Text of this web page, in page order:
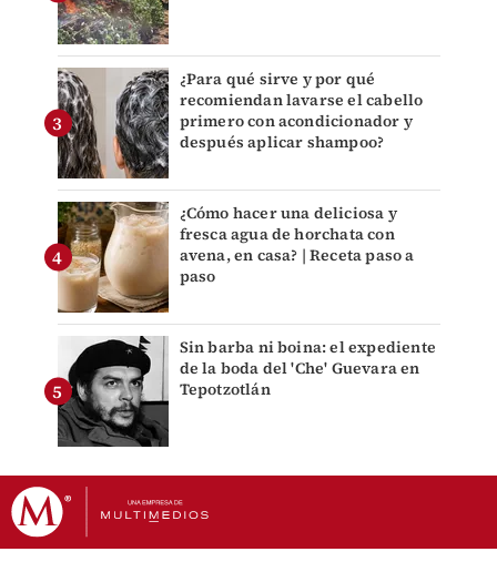
¿Para qué sirve y por qué
recomiendan lavarse el cabello
primero con acondicionador y
después aplicar shampoo?
¿Cómo hacer una deliciosa y
fresca agua de horchata con
avena, en casa? | Receta paso a
paso
Sin barba ni boina: el expediente
de la boda del 'Che' Guevara en
Tepotzotlán